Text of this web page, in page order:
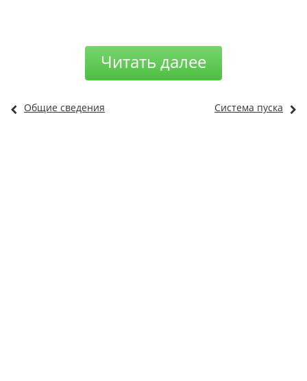
Читать далее
Общие сведения Система пуска